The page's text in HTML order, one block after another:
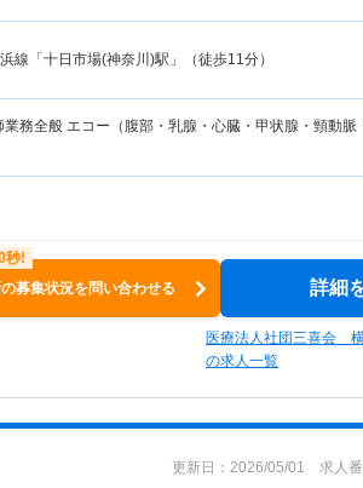
線「十日市場(神奈川)駅」（徒歩11分）
業務全般 エコー（腹部・乳腺・心臓・甲状腺・頸動
募集状況を問い合わせる 詳細
医療法人社団三喜会
の求人一覧
更新日：2026/05/01 求人